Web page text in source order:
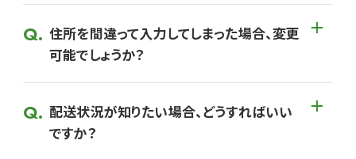
住所を間違って入力してしまった場合、変更
可能でしょうか？
配送状況が知りたい場合、どうすればいい
ですか？